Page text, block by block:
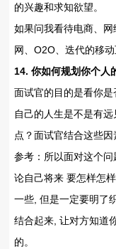
的兴趣和求知欲望。
如果问我看待电商、
网、O2O、迭代的移
14. 你如何规划你个人
面试官的目的是看你
自己的人生是不是有
点？面试官结合这些因
参考：所以面对这个
论自己将来 要怎样怎
一些, 但是一定要明了
结合起来, 让对方知道
的。